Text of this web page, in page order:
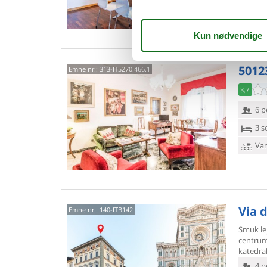
Emne nr.: 313-IT5270.466.1
3,7
6
3
Emne nr.: 140-ITB142 Via
Smuk